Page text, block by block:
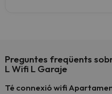
Preguntes freqüents
L Wifi L Garaje
Té connexió wifi